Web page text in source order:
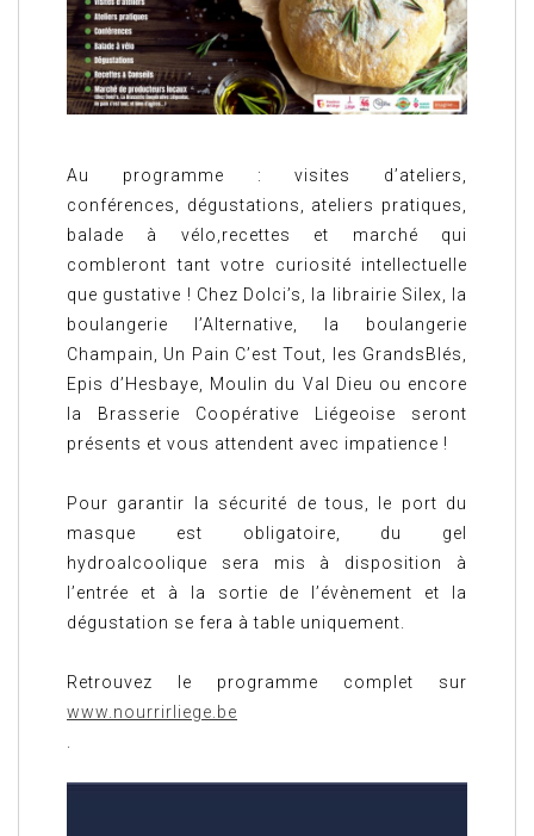
Au programme : visites d’ateliers,
conférences, dégustations, ateliers pratiques,
balade à vélo,recettes et marché qui
combleront tant votre curiosité intellectuelle
que gustative ! Chez Dolci’s, la librairie Silex, la
boulangerie l’Alternative, la boulangerie
Champain, Un Pain C’est Tout, les GrandsBlés,
Epis d’Hesbaye, Moulin du Val Dieu ou encore
la Brasserie Coopérative Liégeoise seront
présents et vous attendent avec impatience !
Pour garantir la sécurité de tous, le port du
masque est obligatoire, du gel
hydroalcoolique sera mis à disposition à
l’entrée et à la sortie de l’évènement et la
dégustation se fera à table uniquement.
Retrouvez le programme complet sur
www.nourrirliege.be